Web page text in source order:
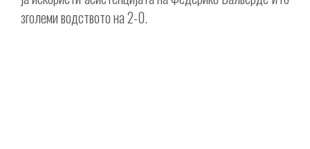
зголеми водството на 2-0.